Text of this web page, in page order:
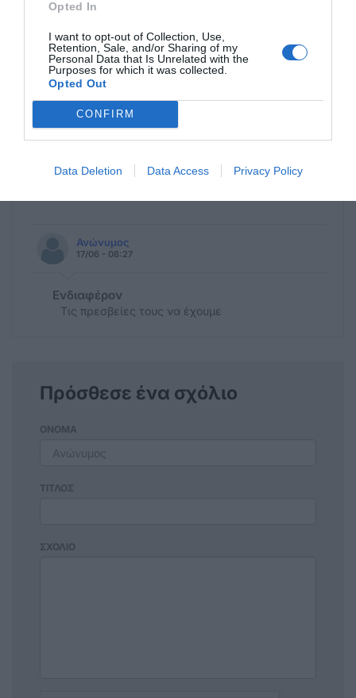
Opted In
I want to opt-out of Collection, Use,
Retention, Sale, and/or Sharing of my
Personal Data that Is Unrelated with the
Purposes for which it was collected.
Opted Out
CONFIRM
Data Deletion Data Access Privacy Policy
Η ανωνυμία είναι το καλύτερο κρησφύγετο δειλίας και
χυδαιότητας!
Ανώνυμος
17/06 - 08:27
Ενδιαφέρον
Τις πρεσβείες τους να έχουμε
Πρόσθεσε ένα σχόλιο
ΟΝΟΜΑ
ΤΙΤΛΟΣ
ΣΧΟΛΙΟ